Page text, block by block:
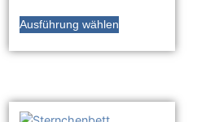
Ausführung wählen